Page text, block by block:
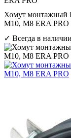
Хомут монтажный
М10, М8 ERA PRO
✓ Всегда в